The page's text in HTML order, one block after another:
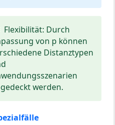
Flexibilität: Durch
von p können
Distanztypen
werden.